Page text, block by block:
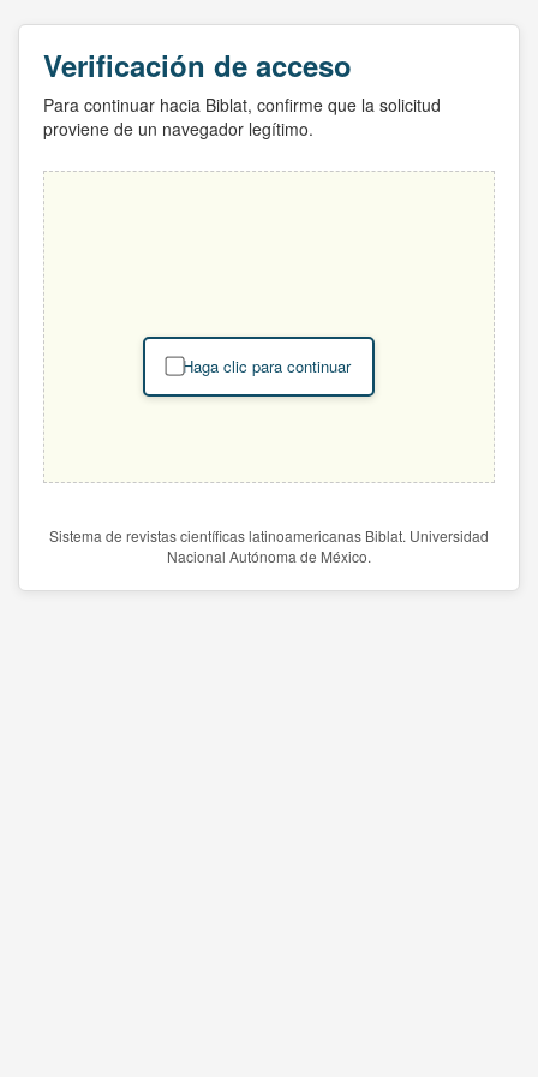
Verificación de acceso
Para continuar hacia Biblat, confirme que la solicitud
proviene de un navegador legítimo.
Haga clic para continuar
Sistema de revistas científicas latinoamericanas Biblat. Universidad
Nacional Autónoma de México.